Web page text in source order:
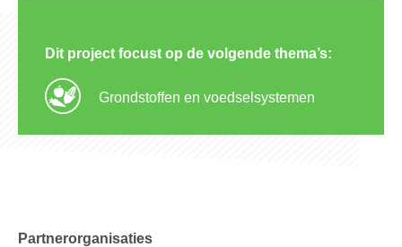
Dit project focust op de volgende thema’s:
Grondstoffen en voedselsystemen
Partnerorganisaties